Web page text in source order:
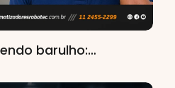
barulho:…